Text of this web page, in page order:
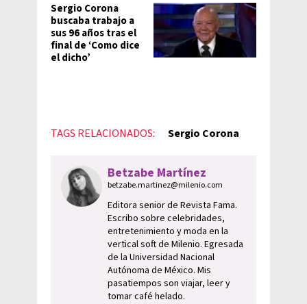
Sergio Corona
buscaba trabajo a
sus 96 años tras el
final de ‘Como dice
el dicho’
TAGS RELACIONADOS: Sergio Corona
Betzabe Martínez
betzabe.martinez@milenio.com
Editora senior de Revista Fama.
Escribo sobre celebridades,
entretenimiento y moda en la
vertical soft de Milenio. Egresada
de la Universidad Nacional
Autónoma de México. Mis
pasatiempos son viajar, leer y
tomar café helado.